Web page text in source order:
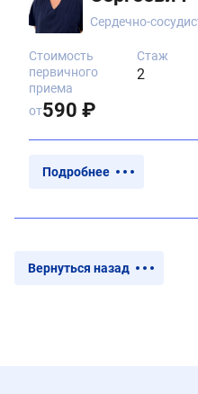
Сердечно-
Стаж
2
Стоимость
первичного
приема
от590 ₽
Подробнее
Вернуться назад